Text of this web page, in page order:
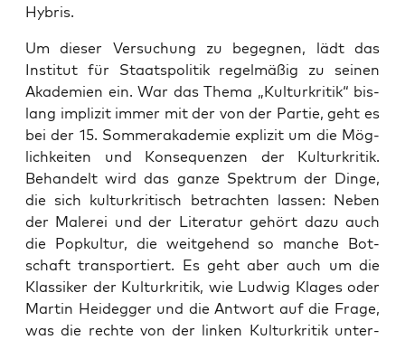
Hybris.
Um die­ser Ver­su­chung zu begeg­nen, lädt das
Insti­tut für Staats­po­li­tik regel­mä­ßig zu sei­nen
Aka­de­mien ein. War das The­ma „Kul­tur­kri­tik“ bis­
lang impli­zit immer mit der von der Par­tie, geht es
bei der 15. Som­mer­aka­de­mie expli­zit um die Mög­
lich­kei­ten und Kon­se­quen­zen der Kul­tur­kri­tik.
Behan­delt wird das gan­ze Spek­trum der Din­ge,
die sich kul­tur­kri­tisch betrach­ten las­sen: Neben
der Male­rei und der Lite­ra­tur gehört dazu auch
die Pop­kul­tur, die weit­ge­hend so man­che Bot­
schaft trans­por­tiert. Es geht aber auch um die
Klas­si­ker der Kul­tur­kri­tik, wie Lud­wig Kla­ges oder
Mar­tin Heid­eg­ger und die Ant­wort auf die Fra­ge,
was die rech­te von der lin­ken Kul­tur­kri­tik unter­